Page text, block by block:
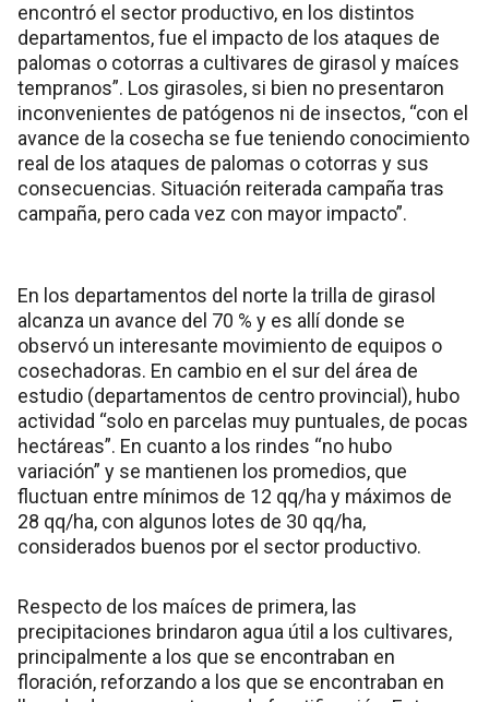
encontró el sector productivo, en los distintos
departamentos, fue el impacto de los ataques de
palomas o cotorras a cultivares de girasol y maíces
tempranos”. Los girasoles, si bien no presentaron
inconvenientes de patógenos ni de insectos, “con el
avance de la cosecha se fue teniendo conocimiento
real de los ataques de palomas o cotorras y sus
consecuencias. Situación reiterada campaña tras
campaña, pero cada vez con mayor impacto”.
En los departamentos del norte la trilla de girasol
alcanza un avance del 70 % y es allí donde se
observó un interesante movimiento de equipos o
cosechadoras. En cambio en el sur del área de
estudio (departamentos de centro provincial), hubo
actividad “solo en parcelas muy puntuales, de pocas
hectáreas”. En cuanto a los rindes “no hubo
variación” y se mantienen los promedios, que
fluctuan entre mínimos de 12 qq/ha y máximos de
28 qq/ha, con algunos lotes de 30 qq/ha,
considerados buenos por el sector productivo.
Respecto de los maíces de primera, las
precipitaciones brindaron agua útil a los cultivares,
principalmente a los que se encontraban en
floración, reforzando a los que se encontraban en